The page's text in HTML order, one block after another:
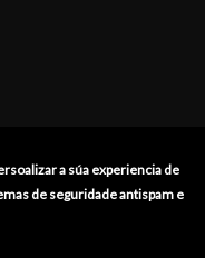
a súa experiencia de
de seguridade antispam e